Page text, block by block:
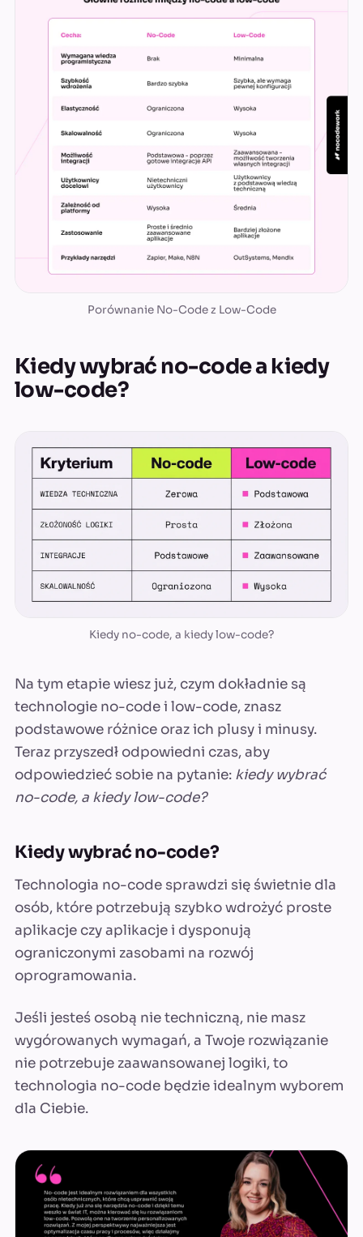
Porównanie No-Code z Low-Code
Kiedy wybrać no-code a kiedy
low-code?
Kiedy no-code, a kiedy low-code?
Na tym etapie wiesz już, czym dokładnie są
technologie no-code i low-code, znasz
podstawowe różnice oraz ich plusy i minusy.
Teraz przyszedł odpowiedni czas, aby
odpowiedzieć sobie na pytanie: kiedy wybrać
no-code, a kiedy low-code?
Kiedy wybrać no-code?
Technologia no-code sprawdzi się świetnie dla
osób, które potrzebują szybko wdrożyć proste
aplikacje czy aplikacje i dysponują
ograniczonymi zasobami na rozwój
oprogramowania.
Jeśli jesteś osobą nie techniczną, nie masz
wygórowanych wymagań, a Twoje rozwiązanie
nie potrzebuje zaawansowanej logiki, to
technologia no-code będzie idealnym wyborem
dla Ciebie.